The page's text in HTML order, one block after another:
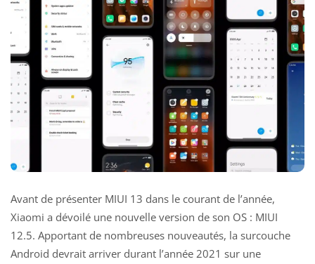
Avant de présenter MIUI 13 dans le courant de l’année,
Xiaomi a dévoilé une nouvelle version de son OS : MIUI
12.5. Apportant de nombreuses nouveautés, la surcouche
Android devrait arriver durant l’année 2021 sur une